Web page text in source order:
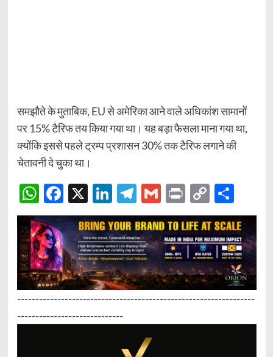
समझौते के मुताबिक, EU से अमेरिका आने वाले अधिकांश सामानों
पर 15% टैरिफ तय किया गया था। यह बड़ा फैसला माना गया था,
क्योंकि इससे पहले ट्रम्प प्रशासन 30% तक टैरिफ लगाने की
चेतावनी दे चुका था।
WhatsApp
Facebook
X LinkedIn
Telegram
Gmail
Print
Copy
Link
-----------------------------------------------------------------
-----------------------------